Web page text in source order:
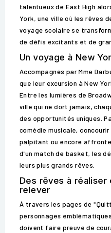
talentueux de East High
York, une ville où les rêves
voyage scolaire se
de défis excitants et de
Un voyage à New
Accompagnés par Mme
que leur excursion à New
Entre les lumières de
ville qui ne dort jamais,
des opportunités uniques.
comédie musicale,
palpitant ou encore
d'un match de basket, les
leurs plus grands rêves.
Des rêves à
relever
À travers les pages de
personnages
doivent faire preuve de